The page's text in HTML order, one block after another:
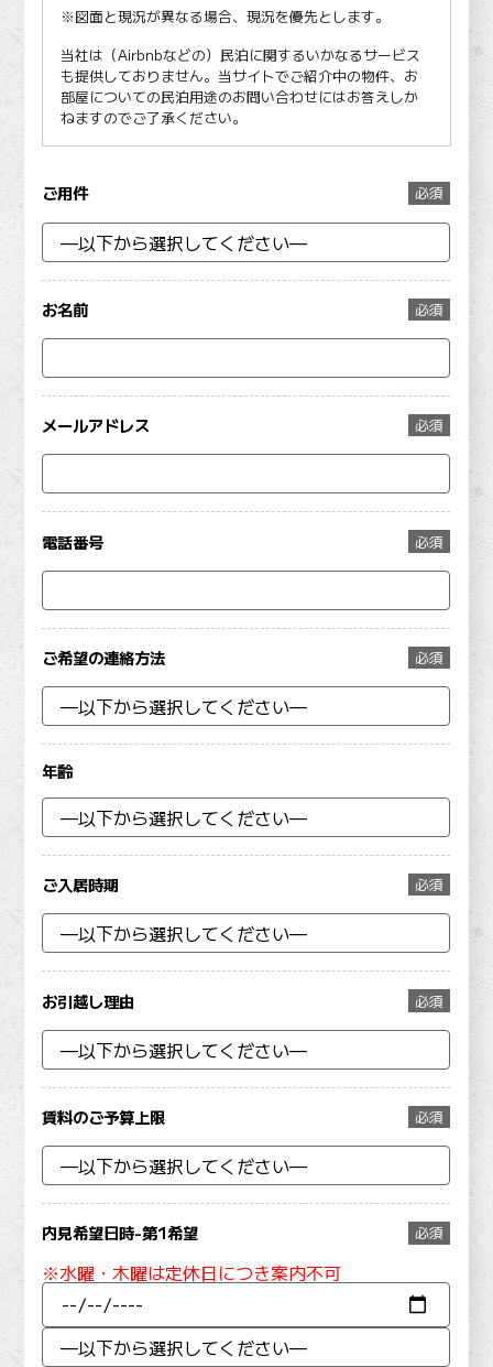
ご用件 必須
お名前 必須
メールアドレス 必須
電話番号 必須
ご希望の連絡方法 必須
年齢
ご入居時期 必須
お引越し理由 必須
賃料のご予算上限 必須
内見希望日時-第1希望 必須
※水曜・木曜は定休日につき案内不可
※図面と現況が異なる場合、現況を優先とします。
当社は（Airbnbなどの）民泊に関するいかなるサービス
も提供しておりません。当サイトでご紹介中の物件、お
部屋についての民泊用途のお問い合わせにはお答えしか
ねますのでご了承ください。